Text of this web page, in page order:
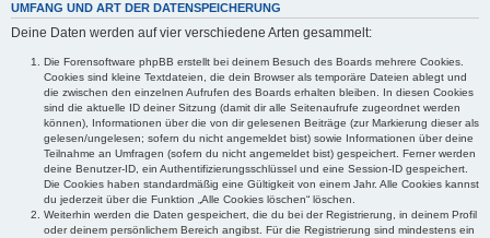
UMFANG UND ART DER DATENSPEICHERUNG
Deine Daten werden auf vier verschiedene Arten gesammelt:
Die Forensoftware phpBB erstellt bei deinem Besuch des Boards mehrere Cookies.
Cookies sind kleine Textdateien, die dein Browser als temporäre Dateien ablegt und
die zwischen den einzelnen Aufrufen des Boards erhalten bleiben. In diesen Cookies
sind die aktuelle ID deiner Sitzung (damit dir alle Seitenaufrufe zugeordnet werden
können), Informationen über die von dir gelesenen Beiträge (zur Markierung dieser als
gelesen/ungelesen; sofern du nicht angemeldet bist) sowie Informationen über deine
Teilnahme an Umfragen (sofern du nicht angemeldet bist) gespeichert. Ferner werden
deine Benutzer-ID, ein Authentifizierungsschlüssel und eine Session-ID gespeichert.
Die Cookies haben standardmäßig eine Gültigkeit von einem Jahr. Alle Cookies kannst
du jederzeit über die Funktion „Alle Cookies löschen“ löschen.
Weiterhin werden die Daten gespeichert, die du bei der Registrierung, in deinem Profil
oder deinem persönlichem Bereich angibst. Für die Registrierung sind mindestens ein